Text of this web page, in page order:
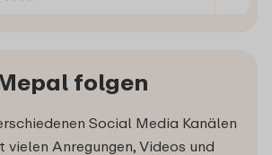
folgen
Social Media Kanälen
vielen Anregungen, Videos und